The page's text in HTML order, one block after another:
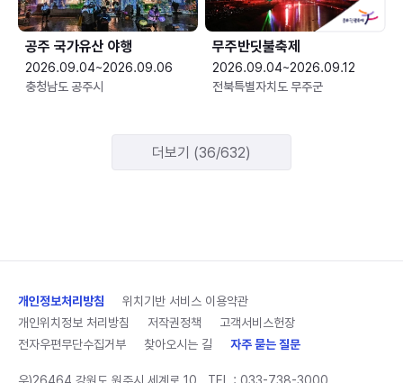
공주 국가유산 야행
2026.09.04~2026.09.06
충청남도 공주시
무주반딧불축제
2026.09.04~2026.09.12
전북특별자치도 무주군
더보기 (36/632)
개인정보처리방침
위치기반 서비스 이용약관
개인위치정보 처리방침
저작권정책
고객서비스헌장
전자우편무단수집거부
찾아오시는 길 자주 묻는 질문